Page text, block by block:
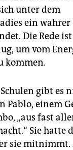
unter dem
ein wahrer
Die Rede
um vom
kommen.
gibt es
Pablo, einem
„aus fast
Sie hatte
sie mitnimmt.